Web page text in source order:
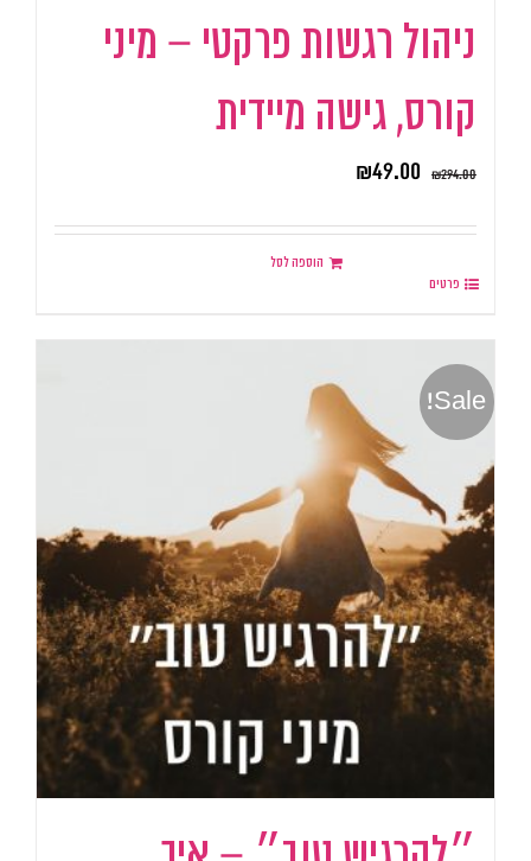
ניהול רגשות פרקטי – מיני
קורס, גישה מיידית
₪294.00
₪49.00
הוספה לסל
פרטים
Sale!